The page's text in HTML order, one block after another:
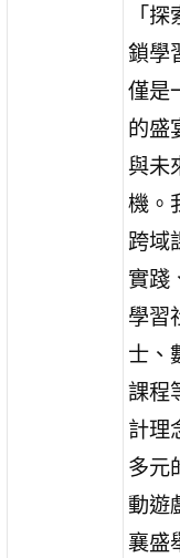
「
鎖學
僅是
的盛
與未
機。
跨域
實踐
學習
士、
課程
計理
多元
動遊
襄盛